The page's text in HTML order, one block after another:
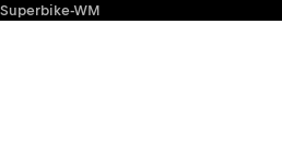
Superbike-WM